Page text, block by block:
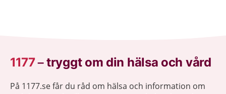
1177–tryggt om din hälsa och vård
På 1177.se får du råd om hälsa och information om